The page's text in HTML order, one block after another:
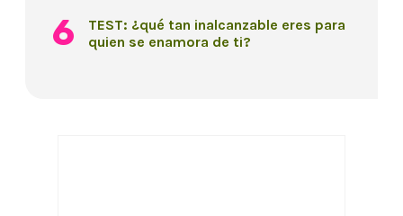
TEST: ¿qué tan inalcanzable eres para
quien se enamora de ti?